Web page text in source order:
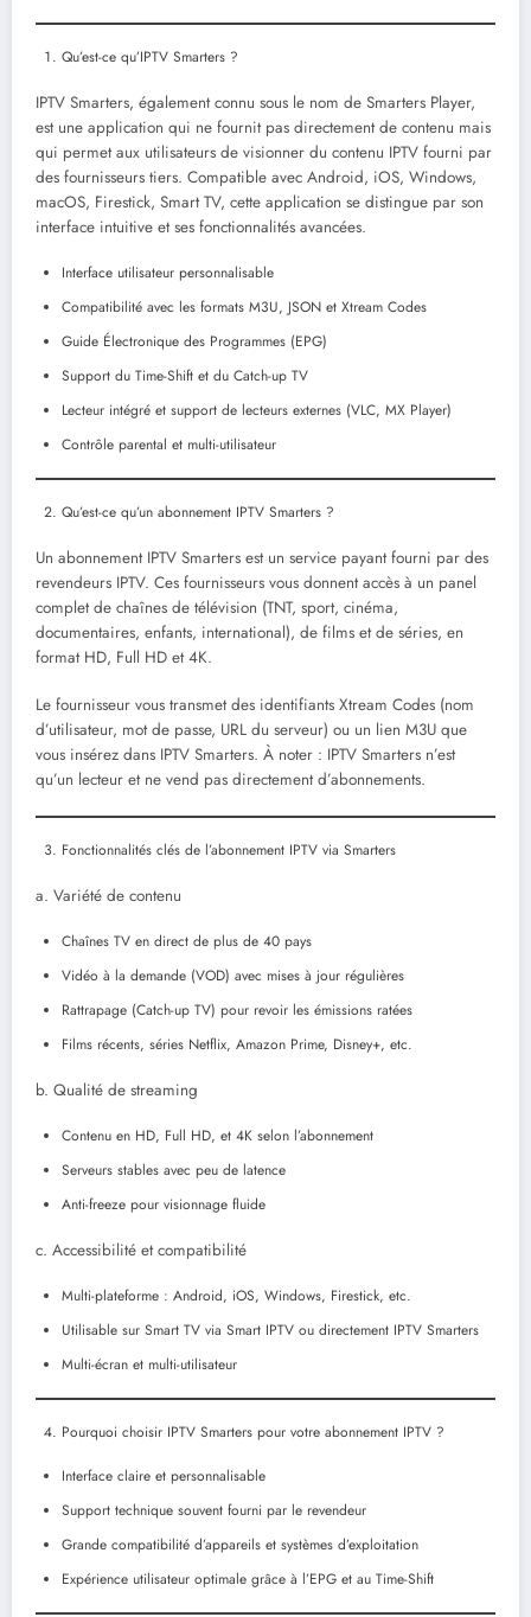
Qu’est-ce qu’IPTV Smarters ?
IPTV Smarters, également connu sous le nom de Smarters Player,
est une application qui ne fournit pas directement de contenu mais
qui permet aux utilisateurs de visionner du contenu IPTV fourni par
des fournisseurs tiers. Compatible avec Android, iOS, Windows,
macOS, Firestick, Smart TV, cette application se distingue par son
interface intuitive et ses fonctionnalités avancées.
Interface utilisateur personnalisable
Compatibilité avec les formats M3U, JSON et Xtream Codes
Guide Électronique des Programmes (EPG)
Support du Time-Shift et du Catch-up TV
Lecteur intégré et support de lecteurs externes (VLC, MX Player)
Contrôle parental et multi-utilisateur
Qu’est-ce qu’un abonnement IPTV Smarters ?
Un abonnement IPTV Smarters est un service payant fourni par des
revendeurs IPTV. Ces fournisseurs vous donnent accès à un panel
complet de chaînes de télévision (TNT, sport, cinéma,
documentaires, enfants, international), de films et de séries, en
format HD, Full HD et 4K.
Le fournisseur vous transmet des identifiants Xtream Codes (nom
d’utilisateur, mot de passe, URL du serveur) ou un lien M3U que
vous insérez dans IPTV Smarters. À noter : IPTV Smarters n’est
qu’un lecteur et ne vend pas directement d’abonnements.
Fonctionnalités clés de l’abonnement IPTV via Smarters
a. Variété de contenu
Chaînes TV en direct de plus de 40 pays
Vidéo à la demande (VOD) avec mises à jour régulières
Rattrapage (Catch-up TV) pour revoir les émissions ratées
Films récents, séries Netflix, Amazon Prime, Disney+, etc.
b. Qualité de streaming
Contenu en HD, Full HD, et 4K selon l’abonnement
Serveurs stables avec peu de latence
Anti-freeze pour visionnage fluide
c. Accessibilité et compatibilité
Multi-plateforme : Android, iOS, Windows, Firestick, etc.
Utilisable sur Smart TV via Smart IPTV ou directement IPTV Smarters
Multi-écran et multi-utilisateur
Pourquoi choisir IPTV Smarters pour votre abonnement IPTV ?
Interface claire et personnalisable
Support technique souvent fourni par le revendeur
Grande compatibilité d’appareils et systèmes d’exploitation
Expérience utilisateur optimale grâce à l’EPG et au Time-Shift